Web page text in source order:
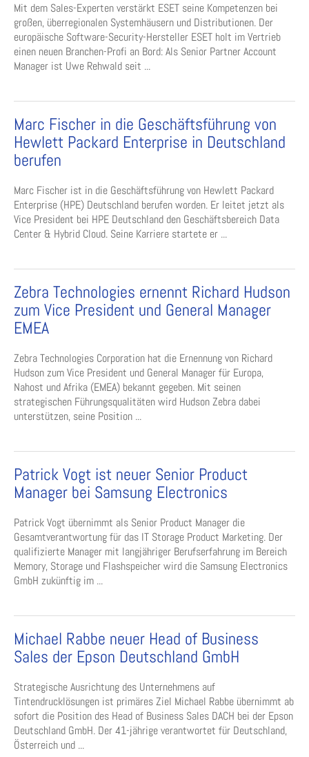
Mit dem Sales-Experten verstärkt ESET seine Kompetenzen bei
großen, überregionalen Systemhäusern und Distributionen. Der
europäische Software-Security-Hersteller ESET holt im Vertrieb
einen neuen Branchen-Profi an Bord: Als Senior Partner Account
Manager ist Uwe Rehwald seit ...
Marc Fischer in die Geschäftsführung von
Hewlett Packard Enterprise in Deutschland
berufen
Marc Fischer ist in die Geschäftsführung von Hewlett Packard
Enterprise (HPE) Deutschland berufen worden. Er leitet jetzt als
Vice President bei HPE Deutschland den Geschäftsbereich Data
Center & Hybrid Cloud. Seine Karriere startete er ...
Zebra Technologies ernennt Richard Hudson
zum Vice President und General Manager
EMEA
Zebra Technologies Corporation hat die Ernennung von Richard
Hudson zum Vice President und General Manager für Europa,
Nahost und Afrika (EMEA) bekannt gegeben. Mit seinen
strategischen Führungsqualitäten wird Hudson Zebra dabei
unterstützen, seine Position ...
Patrick Vogt ist neuer Senior Product
Manager bei Samsung Electronics
Patrick Vogt übernimmt als Senior Product Manager die
Gesamtverantwortung für das IT Storage Product Marketing. Der
qualifizierte Manager mit langjähriger Berufserfahrung im Bereich
Memory, Storage und Flashspeicher wird die Samsung Electronics
GmbH zukünftig im ...
Michael Rabbe neuer Head of Business
Sales der Epson Deutschland GmbH
Strategische Ausrichtung des Unternehmens auf
Tintendrucklösungen ist primäres Ziel Michael Rabbe übernimmt ab
sofort die Position des Head of Business Sales DACH bei der Epson
Deutschland GmbH. Der 41-jährige verantwortet für Deutschland,
Österreich und ...